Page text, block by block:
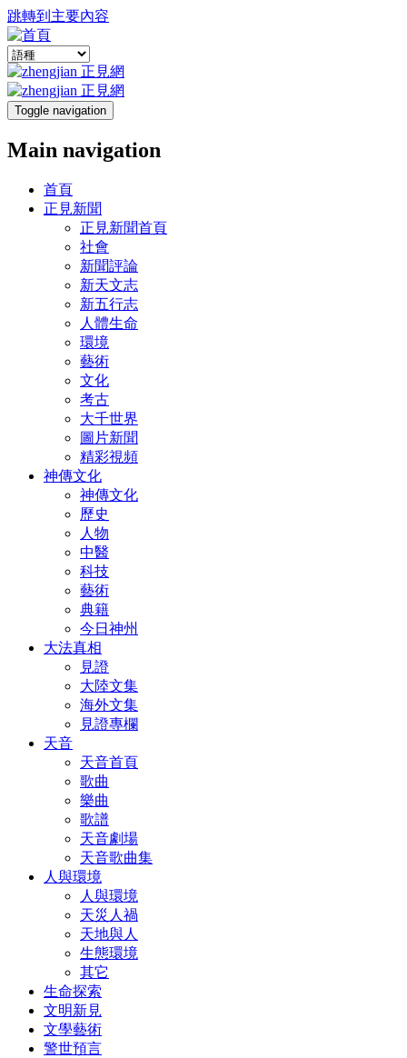
跳轉到主要內容
Toggle navigation
Main navigation
首頁
正見新聞
正見新聞首頁
社會
新聞評論
新天文志
新五行志
人體生命
環境
藝術
文化
考古
大千世界
圖片新聞
精彩視頻
神傳文化
神傳文化
歷史
人物
中醫
科技
藝術
典籍
今日神州
大法真相
見證
大陸文集
海外文集
見證專欄
天音
天音首頁
歌曲
樂曲
歌譜
天音劇場
天音歌曲集
人與環境
人與環境
天災人禍
天地與人
生態環境
其它
生命探索
文明新見
文學藝術
警世預言